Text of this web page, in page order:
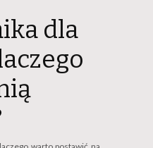
dla